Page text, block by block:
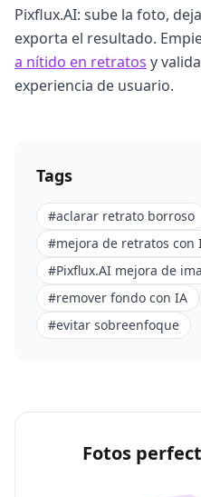
Pixflux.AI: sube la foto,
exporta el resultado.
a nítido en retratos y
experiencia de usuario.
Tags
#aclarar retrato borroso
#mejora de retratos con
#Pixflux.AI mejora de
#remover fondo con IA
#evitar sobreenfoque
Fotos